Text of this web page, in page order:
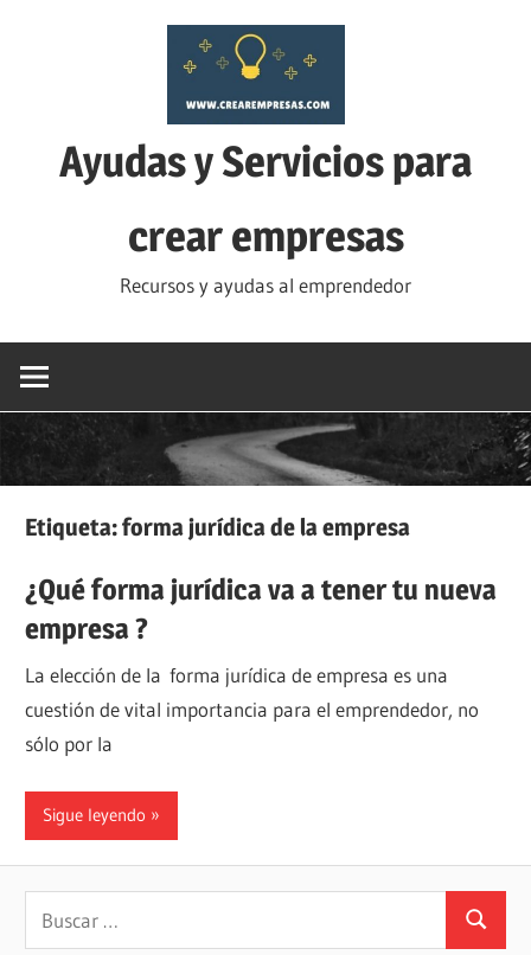
Ayudas y Servicios para
crear empresas
Recursos y ayudas al emprendedor
Etiqueta:forma jurídica de la empresa
¿Qué forma jurídica va a tener tu nueva
empresa ?
La elección de la forma jurídica de empresa es una
cuestión de vital importancia para el emprendedor, no
sólo por la
Sigue leyendo
Buscar